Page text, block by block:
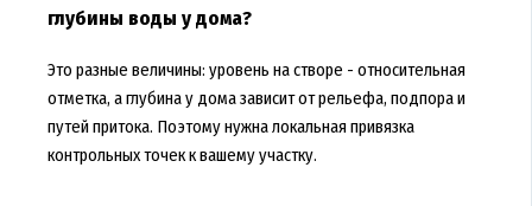
глубины воды у дома?
Это разные величины: уровень на створе - относительная
отметка, а глубина у дома зависит от рельефа, подпора и
путей притока. Поэтому нужна локальная привязка
контрольных точек к вашему участку.